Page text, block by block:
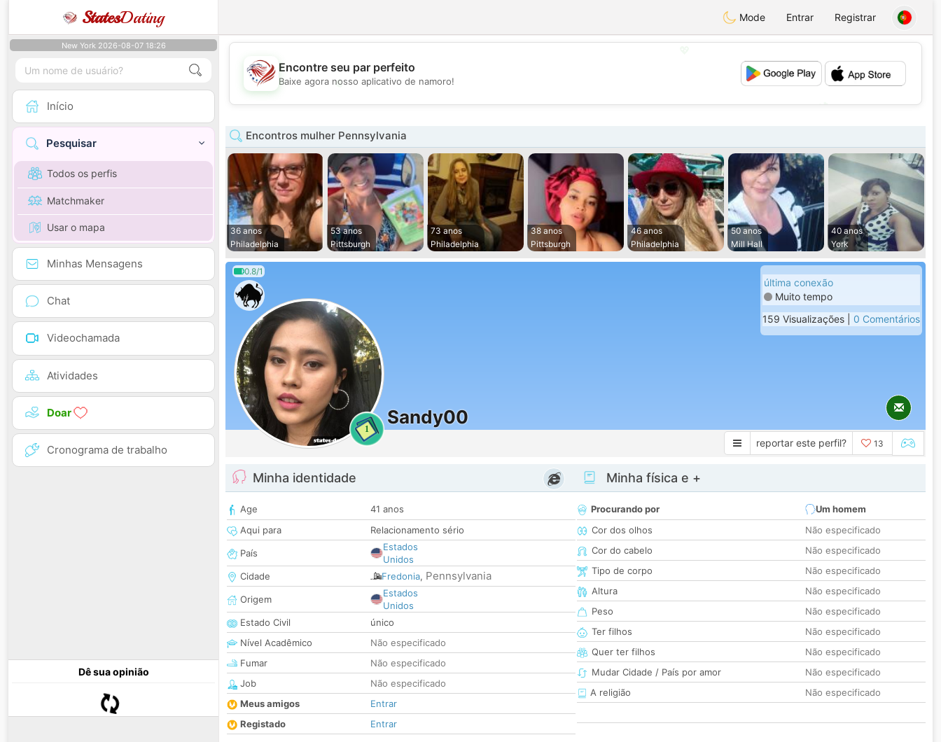
StatesDating Mode Entrar Registrar
New York 2026-08-07 18:26
Início
Pesquisar
Todos os perfis
Matchmaker
Usar o mapa
Minhas Mensagens
Chat
Videochamada
Atividades
Doar
Cronograma de trabalho
Dê sua opinião
💕
Encontre seu par perfeito
Baixe agora nosso aplicativo de namoro!
Encontros mulher Pennsylvania
36 anos
Philadelphia
53 anos
Pittsburgh
73 anos
Philadelphia
38 anos
Pittsburgh
46 anos
Philadelphia
50 anos
Mill Hall
40 anos
York
0.8/1
1
Sandy00
última conexão
Muito tempo
159 Visualizações | 0 Comentários
reportar este perfil? 13
Minha identidade
Age
41 anos
Aqui para
Relacionamento sério
País
Estados
Unidos
Cidade
Fredonia, Pennsylvania
Origem
Estados
Unidos
Estado Civil
único
Nível Acadêmico
Não especificado
Fumar
Não especificado
Job
Não especificado
Meus amigos
Entrar
Registado
Entrar
Minha física e +
Procurando por
Um homem
Cor dos olhos
Não especificado
Cor do cabelo
Não especificado
Tipo de corpo
Não especificado
Altura
Não especificado
Peso
Não especificado
Ter filhos
Não especificado
Quer ter filhos
Não especificado
Mudar Cidade / País por amor
Não especificado
A religião
Não especificado